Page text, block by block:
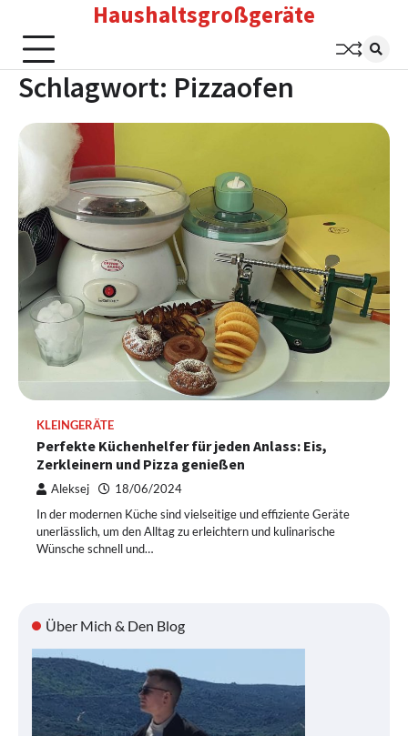
content
Haushaltsgroßgeräte
Schlagwort: Pizzaofen
KLEINGERÄTE
Perfekte Küchenhelfer für jeden Anlass: Eis,
Zerkleinern und Pizza genießen
Aleksej 18/06/2024
In der modernen Küche sind vielseitige und effiziente Geräte
unerlässlich, um den Alltag zu erleichtern und kulinarische
Wünsche schnell und…
Über Mich & Den Blog